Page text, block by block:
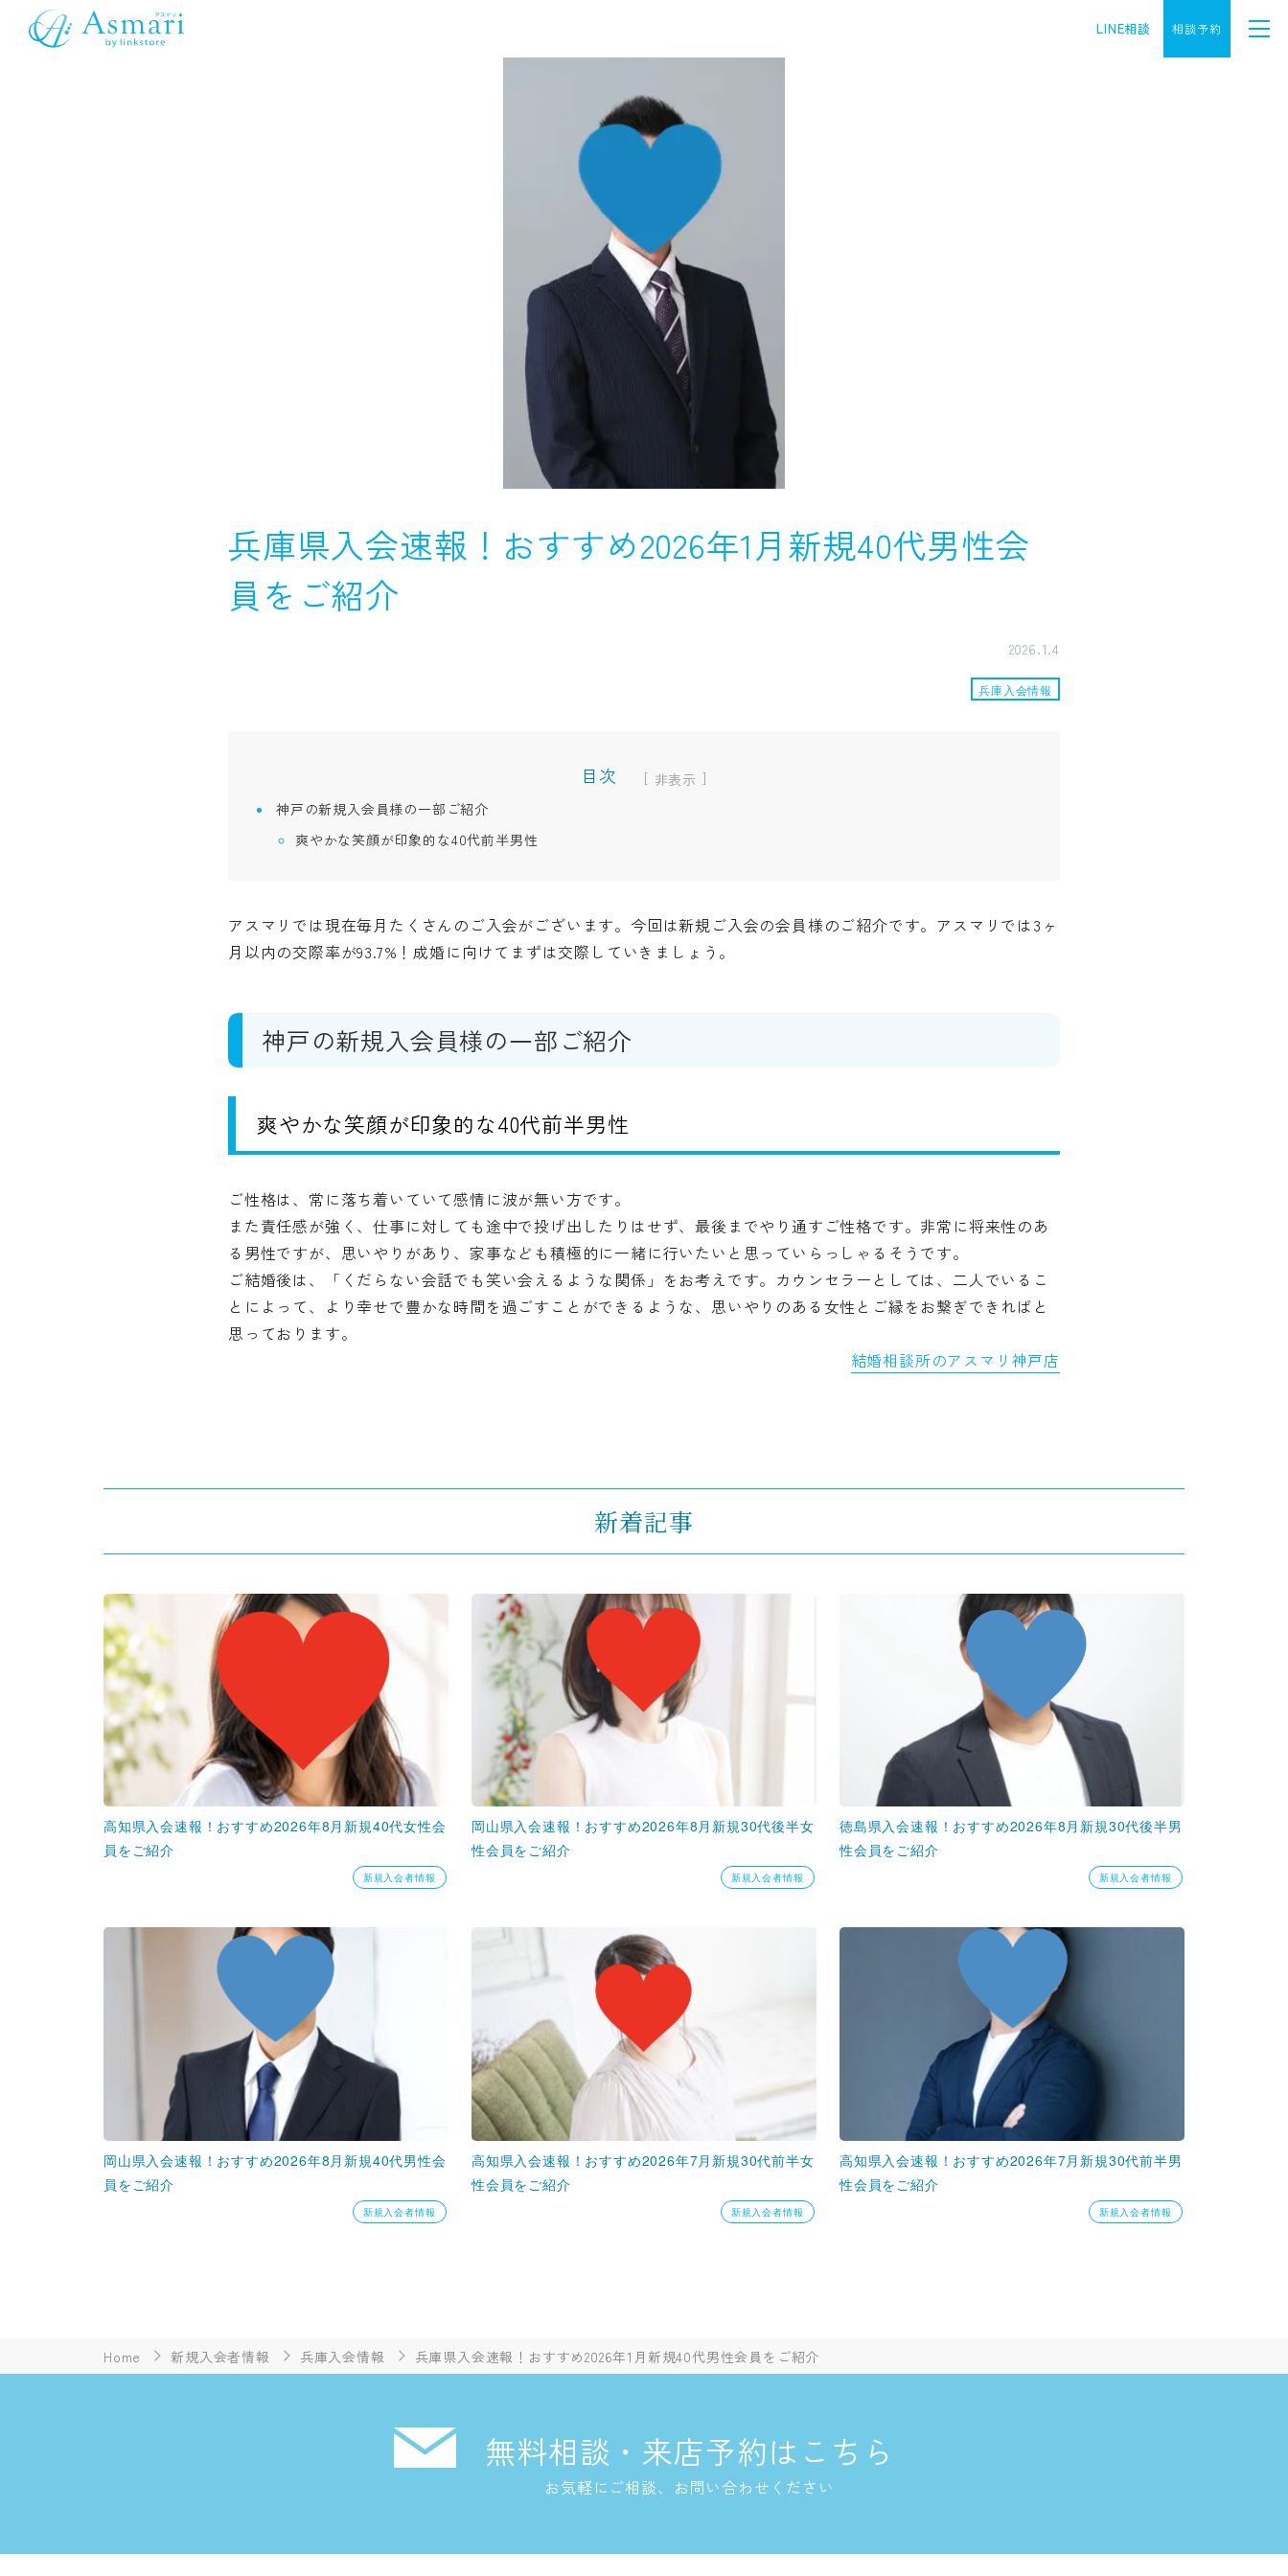
LINE相談 相談予約
兵庫県入会速報！おすすめ2026年1月新規40代男性会
員をご紹介
2026.1.4
兵庫入会情報
目次 [
]
神戸の新規入会員様の一部ご紹介
爽やかな笑顔が印象的な40代前半男性
アスマリでは現在毎月たくさんのご入会がございます。今回は新規ご入会の会員様のご紹介です。アスマリでは3ヶ
月以内の交際率が93.7%！成婚に向けてまずは交際していきましょう。
神戸の新規入会員様の一部ご紹介
爽やかな笑顔が印象的な40代前半男性
ご性格は、常に落ち着いていて感情に波が無い方です。
また責任感が強く、仕事に対しても途中で投げ出したりはせず、最後までやり通すご性格です。非常に将来性のあ
る男性ですが、思いやりがあり、家事なども積極的に一緒に行いたいと思っていらっしゃるそうです。
ご結婚後は、「くだらない会話でも笑い会えるような関係」をお考えです。カウンセラーとしては、二人でいるこ
とによって、より幸せで豊かな時間を過ごすことができるような、思いやりのある女性とご縁をお繋ぎできればと
思っております。
結婚相談所のアスマリ神戸店
新着記事
高知県入会速報！おすすめ2026年8月新規40代女性会
員をご紹介
新規入会者情報
岡山県入会速報！おすすめ2026年8月新規30代後半女
性会員をご紹介
新規入会者情報
徳島県入会速報！おすすめ2026年8月新規30代後半男
性会員をご紹介
新規入会者情報
岡山県入会速報！おすすめ2026年8月新規40代男性会
員をご紹介
新規入会者情報
高知県入会速報！おすすめ2026年7月新規30代前半女
性会員をご紹介
新規入会者情報
高知県入会速報！おすすめ2026年7月新規30代前半男
性会員をご紹介
新規入会者情報
Home 新規入会者情報 兵庫入会情報 兵庫県入会速報！おすすめ2026年1月新規40代男性会員をご紹介
無料相談・来店予約はこちら
お気軽にご相談、お問い合わせください